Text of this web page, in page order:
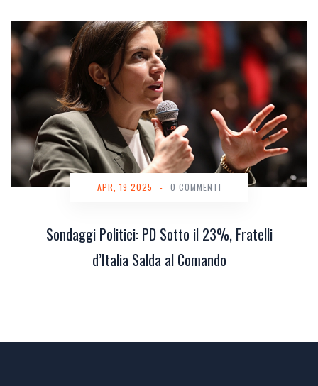
Sondaggi Politici: PD Sotto il 23%, Fratelli
d’Italia Salda al Comando
APR, 19 2025 - 0 COMMENTI